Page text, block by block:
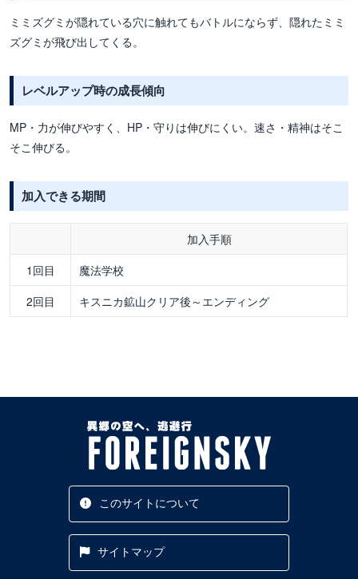
ミミズグミが隠れている穴に触れてもバトルにならず、隠れたミミ
ズグミが飛び出してくる。
レベルアップ時の成長傾向
MP・力が伸びやすく、HP・守りは伸びにくい。速さ・精神はそこ
そこ伸びる。
加入できる期間
加入手順
1回目
魔法学校
2回目
キスニカ鉱山クリア後～エンディング
このサイトについて
サイトマップ